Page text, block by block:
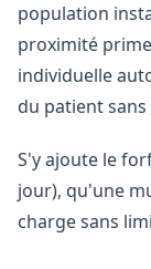
population
proximité
individuelle
du patient
S'y ajoute le
jour), qu'une
charge sans